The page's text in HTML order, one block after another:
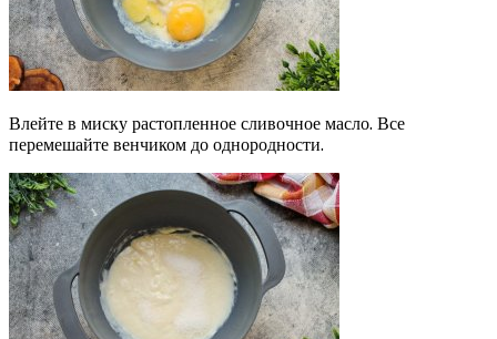
Влейте в миску растопленное сливочное масло. Все
перемешайте венчиком до однородности.